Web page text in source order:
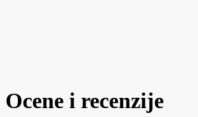
Ocene i recenzije